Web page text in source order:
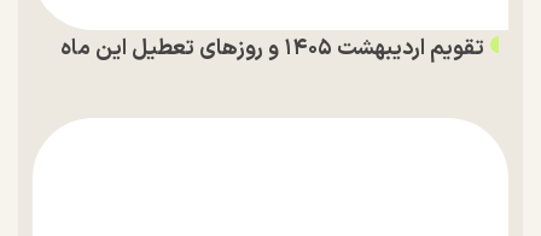
تقویم اردیبهشت ۱۴۰۵ و روز‌های تعطیل این ماه